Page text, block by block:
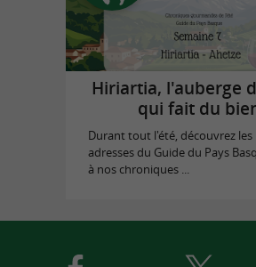
Hiriartia, l'auberge
qui fait du
Durant tout l'été, découvrez les
adresses du Guide du Pays
à nos chroniques ...